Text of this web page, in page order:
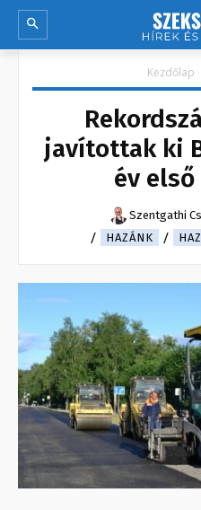
Kezdőlap
javítottak ki
év
Szentgathi
HAZÁNK